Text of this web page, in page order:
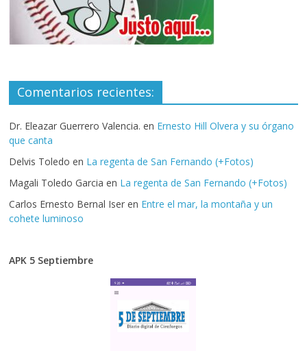
Comentarios recientes:
Dr. Eleazar Guerrero Valencia. en Ernesto Hill Olvera y su órgano
que canta
Delvis Toledo en La regenta de San Fernando (+Fotos)
Magali Toledo Garcia en La regenta de San Fernando (+Fotos)
Carlos Ernesto Bernal Iser en Entre el mar, la montaña y un
cohete luminoso
APK 5 Septiembre